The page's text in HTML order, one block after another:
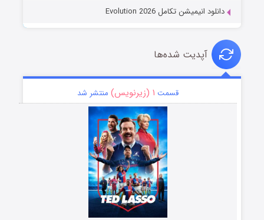
دانلود انیمیشن تکامل Evolution 2026
آپدیت شده‌ها
قسمت ۱ (زیرنویس) منتشر شد